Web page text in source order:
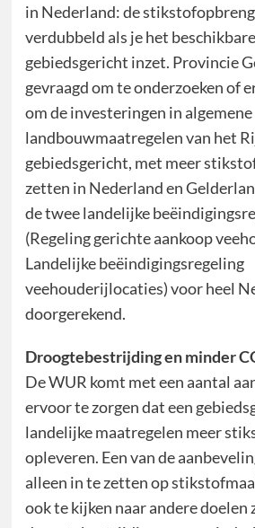
in Nederland: de
verdubbeld als je het
gebiedsgericht inzet. Provincie
gevraagd om te onderzoeken of
om de investeringen in algemene
landbouwmaatregelen van het
gebiedsgericht, met meer
zetten in Nederland en
de twee landelijke
(Regeling gerichte aankoop
Landelijke beëindigingsregeling
veehouderijlocaties) voor heel
doorgerekend.
Droogtebestrijding en minder
De WUR komt met een aantal
ervoor te zorgen dat een
landelijke maatregelen meer
opleveren. Een van de
alleen in te zetten op
ook te kijken naar andere doelen